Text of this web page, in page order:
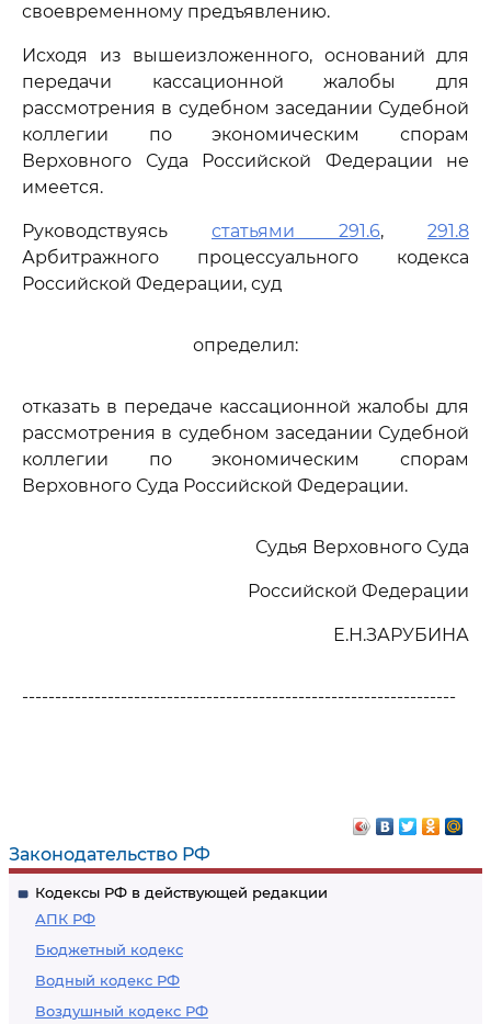
Законодательство РФ
Кодексы РФ в действующей редакции
АПК РФ
Бюджетный кодекс
Водный кодекс РФ
Воздушный кодекс РФ
своевременному предъявлению.
Исходя из вышеизложенного, оснований для
передачи кассационной жалобы для
рассмотрения в судебном заседании Судебной
коллегии по экономическим спорам
Верховного Суда Российской Федерации не
имеется.
Руководствуясь статьями 291.6, 291.8
Арбитражного процессуального кодекса
Российской Федерации, суд
определил:
отказать в передаче кассационной жалобы для
рассмотрения в судебном заседании Судебной
коллегии по экономическим спорам
Верховного Суда Российской Федерации.
Судья Верховного Суда
Российской Федерации
Е.Н.ЗАРУБИНА
------------------------------------------------------------------